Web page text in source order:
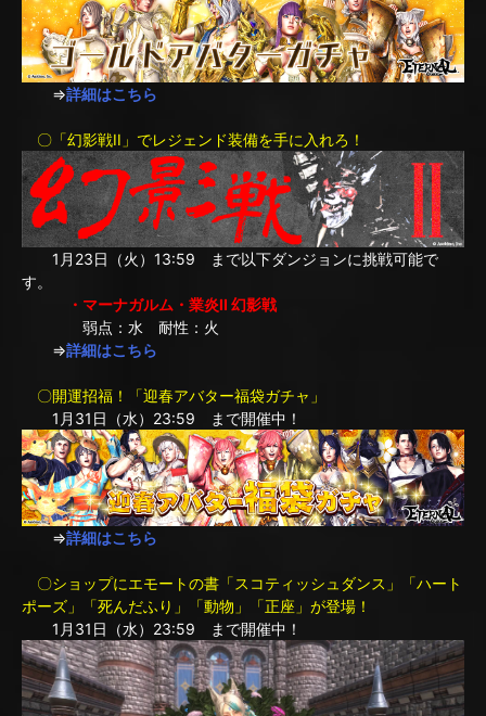
⇒詳細はこちら
〇「幻影戦II」でレジェンド装備を手に入れろ！
1月23日（火）13:59 まで以下ダンジョンに挑戦可能で
す。
・マーナガルム・業炎II 幻影戦
弱点：水 耐性：火
⇒詳細はこちら
〇開運招福！「迎春アバター福袋ガチャ」
1月31日（水）23:59 まで開催中！
⇒詳細はこちら
〇ショップにエモートの書「スコティッシュダンス」「ハート
ポーズ」「死んだふり」「動物」「正座」が登場！
1月31日（水）23:59 まで開催中！